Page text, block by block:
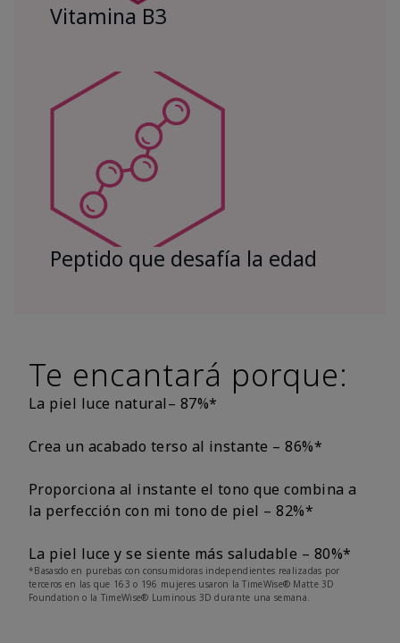
Vitamina B3
Peptido que desafía la edad
Te encantará porque:
La piel luce natural– 87%*
Crea un acabado terso al instante – 86%*
Proporciona al instante el tono que combina a
la perfección con mi tono de piel – 82%*
La piel luce y se siente más saludable – 80%*
*Basasdo en purebas con consumidoras independientes realizadas por
terceros en las que 163 o 196 mujeres usaron la TimeWise® Matte 3D
Foundation o la TimeWise® Luminous 3D durante una semana.